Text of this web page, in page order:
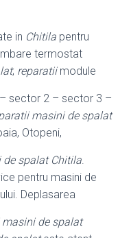
in Chitila pentru
termostat
; reparatiimodule
sector 2 – sector 3 –
masini de spalat
Otopeni,
de spalat Chitila.
pentru masini de
Deplasarea
de spalat